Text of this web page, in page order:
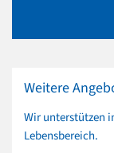
Weitere
Wir unterstützen
Lebensbereich.